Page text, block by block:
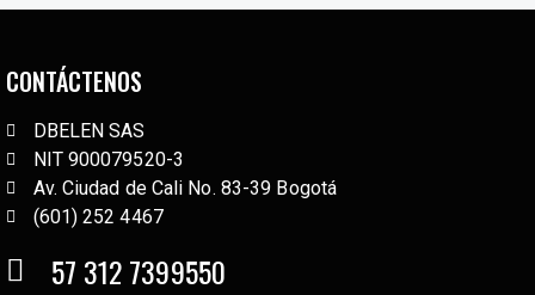
CONTÁCTENOS
DBELEN SAS
NIT 900079520-3
Av. Ciudad de Cali No. 83-39 Bogotá
(601) 252 4467
57 312 7399550